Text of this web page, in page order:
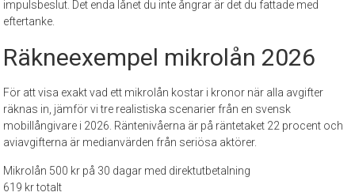
impulsbeslut. Det enda lånet du inte ångrar är det du fattade med
eftertanke.
Räkneexempel mikrolån 2026
För att visa exakt vad ett mikrolån kostar i kronor när alla avgifter
räknas in, jämför vi tre realistiska scenarier från en svensk
mobillångivare i 2026. Räntenivåerna är på räntetaket 22 procent och
aviavgifterna är medianvärden från seriösa aktörer.
Mikrolån 500 kr på 30 dagar med direktutbetalning
619 kr totalt